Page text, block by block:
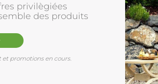
privilègiées
des produits
et promotions en cours.